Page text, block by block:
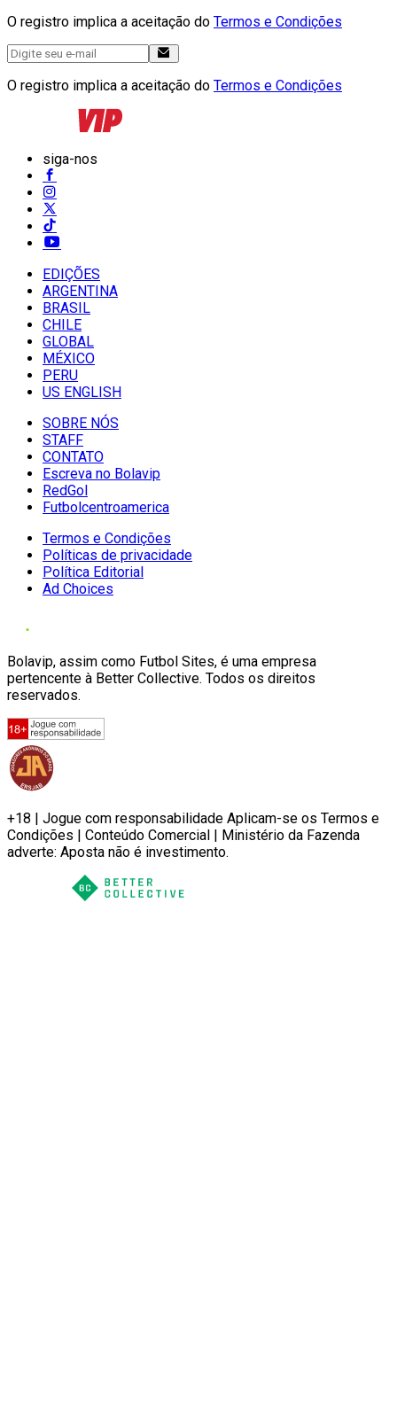
O registro implica a aceitação do Termos e Condições
O registro implica a aceitação do Termos e Condições
siga-nos
EDIÇÕES
ARGENTINA
BRASIL
CHILE
GLOBAL
MÉXICO
PERU
US ENGLISH
SOBRE NÓS
STAFF
CONTATO
Escreva no Bolavip
RedGol
Futbolcentroamerica
Termos e Condições
Políticas de privacidade
Política Editorial
Ad Choices
Bolavip, assim como Futbol Sites, é uma empresa
pertencente à Better Collective. Todos os direitos
reservados.
+18 | Jogue com responsabilidade Aplicam-se os Termos e
Condições | Conteúdo Comercial | Ministério da Fazenda
adverte: Aposta não é investimento.